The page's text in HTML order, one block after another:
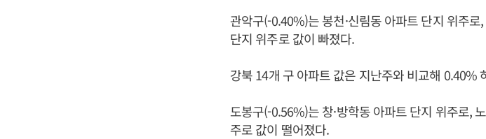
관악구(-0.40%)는 봉천·신림동 아파트 단지 위주
단지 위주로 값이 빠졌다.
강북 14개 구 아파트 값은 지난주와 비교해 0.40%
도봉구(-0.56%)는 창·방학동 아파트 단지 위주로,
주로 값이 떨어졌다.